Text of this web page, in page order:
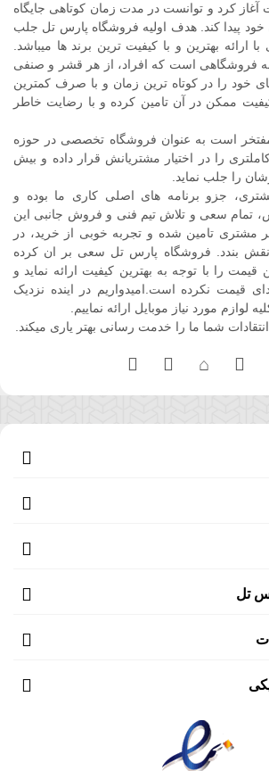
آغاز کرد و توانست در مدت زمان کوتاهی جایگاه
خود پیدا کند. هدف اولیه فروشگاه پارس تل جلب
ارائه بهترین و با کیفیت ترین برند ها میباشد.
فروشگاهی است که افراد، از هر قشر و صنفی
خود را در کوتاه ترین زمان و با صرف کمترین
کیفیت ممکن در آن تامین کرده و با رضایت خاطر
است به عنوان فروشگاه تخصصی در حوزه
را در اختیار مشتریانش قرار داده و بیش
را جلب نماید.
جزو برنامه های اصلی کاری ما بوده و
تمام سعی و تلاش تیم فنی و فروش جانبی این
مشتری تامین شده و تجربه خوبی از خرید، در
بندد. فروشگاه پارس تل سعی بر ان کرده
قیمت را با توجه به بهترین کیفیت ارائه نماید و
قیمت نکرده است.امیدواریم در اینده نزدیک
لوازم مورد نیاز موبایل ارائه نماییم.
شما ما را خدمت رسانی بهتر یاری میکند.
تل